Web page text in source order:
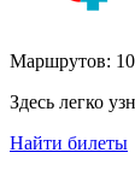
Маршрутов:
Здесь легко
Найти билеты